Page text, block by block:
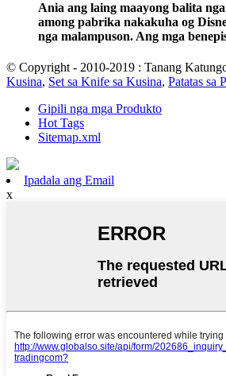
Ania ang laing maayong balita
among pabrika nakakuha og
nga malampuson. Ang mga
© Copyright - 2010-2019 : Tanang
Kusina, Set sa Knife sa Kusina, Patatas sa
Gipili nga mga Produkto
Hot Tags
Sitemap.xml
Ipadala ang Email
x